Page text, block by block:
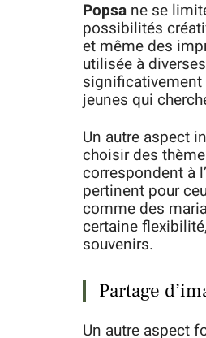
Popsa ne se
possibilités
et même des
utilisée à
jeunes qui
Un autre aspect
choisir des
correspondent à
pertinent pour
comme des
certaine
souvenirs.
Partage
Un autre aspect